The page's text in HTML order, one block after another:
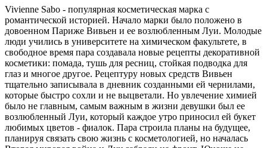
Vivienne Sabo - популярная косметическая марка с
романтической историей. Начало марки было положено в
довоенном Париже Вивьен и ее возлюбленным Луи. Молодые
люди учились в университете на химическом факультете, в
свободное время пара создавала новые рецепты декоративной
косметики: помада, тушь для ресниц, стойкая подводка для
глаз и многое другое. Рецептуру новых средств Вивьен
тщательно записывала в дневник созданными ей чернилами,
которые быстро сохли и не выцветали. Но увлечение химией
было не главным, самым важным в жизни девушки был ее
возлюбленный Луи, который каждое утро приносил ей букет
любимых цветов - фиалок. Пара строила планы на будущее,
планируя связать свою жизнь с косметологией, но началась